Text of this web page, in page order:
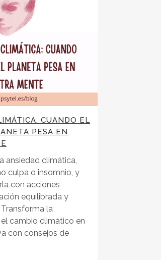
CUANDO EL
PESA EN
ansiedad climática,
culpa o insomnio, y
con acciones
equilibrada y
la
cambio climático en
con consejos de